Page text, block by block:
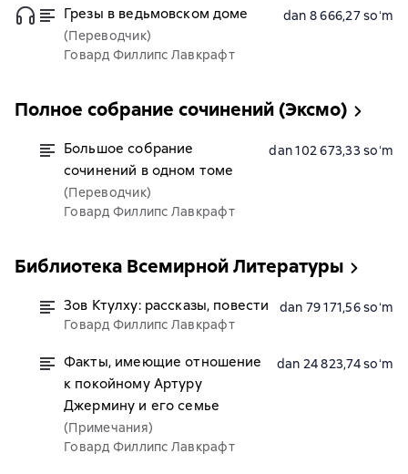
Грезы в ведьмовском доме
(Переводчик)
Говард Филлипс Лавкрафт
dan 8 666,27 soʻm
Полное собрание сочинений (Эксмо)
Большое собрание
сочинений в одном томе
(Переводчик)
Говард Филлипс Лавкрафт
dan 102 673,33 soʻm
Библиотека Всемирной Литературы
Зов Ктулху: рассказы, повести
Говард Филлипс Лавкрафт
dan 79 171,56 soʻm
Факты, имеющие отношение
к покойному Артуру
Джермину и его семье
(Примечания)
Говард Филлипс Лавкрафт
dan 24 823,74 soʻm